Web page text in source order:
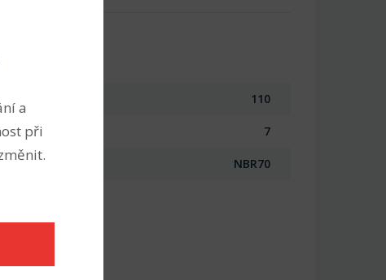
110
7
NBR70
a
při